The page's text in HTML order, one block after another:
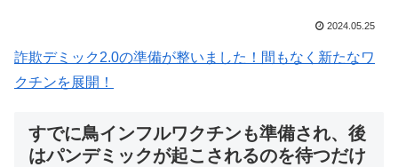
2024.05.25
詐欺デミック2.0の準備が整いました！間もなく新たなワ
クチンを展開！
すでに鳥インフルワクチンも準備され、後
はパンデミックが起こされるのを待つだけ